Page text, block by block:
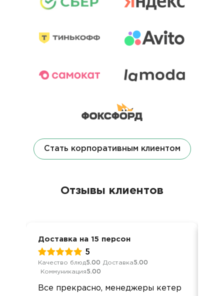
Стать корпоративным клиентом
Отзывы клиентов
Доставка на 15 персон
5
Качество блюд5.00 Доставка5.00
Коммуникация5.00
Все прекрасно, менеджеры кетер